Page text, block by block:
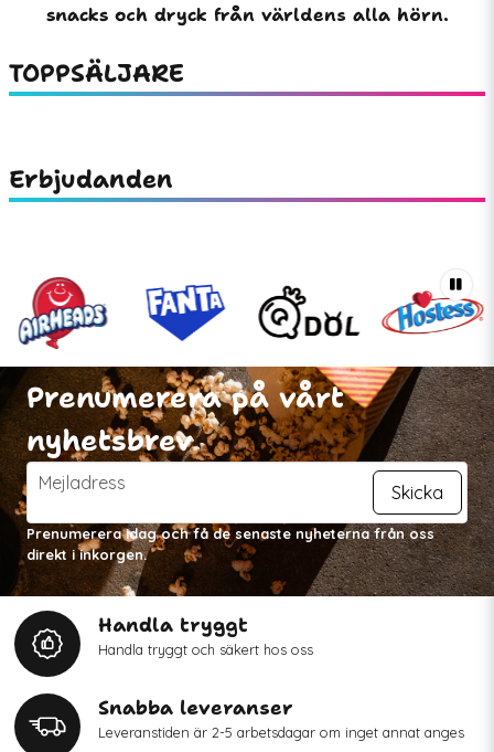
snacks och dryck från världens alla hörn.
TOPPSÄLJARE
Erbjudanden
Prenumerera på vårt
nyhetsbrev
email
Mejladress Skicka
Prenumerera idag och få de senaste nyheterna från oss
direkt i inkorgen.
Handla tryggt
Handla tryggt och säkert hos oss
Snabba leveranser
Leveranstiden är 2-5 arbetsdagar om inget annat anges